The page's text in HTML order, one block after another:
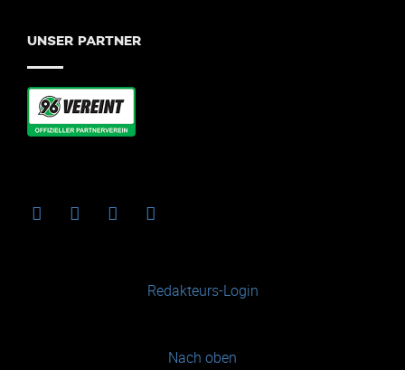
UNSER PARTNER
Redakteurs-Login
Nach oben